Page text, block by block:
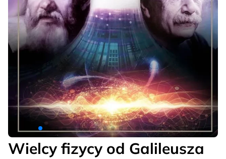
Wielcy fizycy od Galileusza